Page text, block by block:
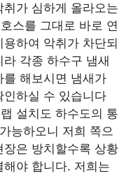
가 심하게 올라오는
스를 그대로 바로 연
하여 악취가 차단되
각종 하수구 냄새
해보시면 냄새가
하실 수 있습니다
설치도 하수도의 통
능하오니 저희 쪽으
은 방치할수록 상황
야 합니다. 저희는